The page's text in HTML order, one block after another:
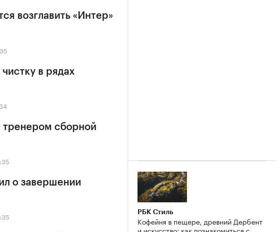
возглавить «Интер»
в рядах
тренером сборной
о завершении
РБК Стиль
Кофейня в пещере, древний Дербент